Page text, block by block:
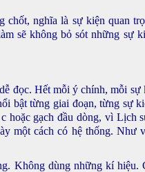
chốt, nghĩa là sự kiện quan
sẽ không bỏ sót những sự
đọc. Hết mỗi ý chính, mỗi sự
bật từng giai đoạn, từng sự
hoặc gạch đầu dòng, vì Lịch
một cách có hệ thống. Như
Không dùng những kí hiệu.